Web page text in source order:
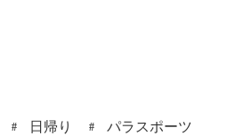
日帰り
パラスポーツ